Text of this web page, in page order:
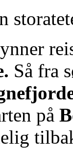
Så fra
på